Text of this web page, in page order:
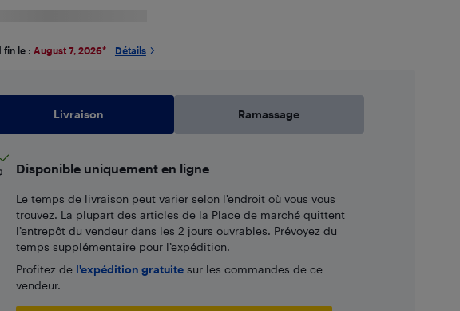
fin le : August 7, 2026* Détails
Livraison Ramassage
Disponible uniquement en ligne
Le temps de livraison peut varier selon l'endroit où vous vous
trouvez. La plupart des articles de la Place de marché quittent
l’entrepôt du vendeur dans les 2 jours ouvrables. Prévoyez du
temps supplémentaire pour l’expédition.
Profitez de l'expédition gratuitesur les commandes de ce
vendeur.